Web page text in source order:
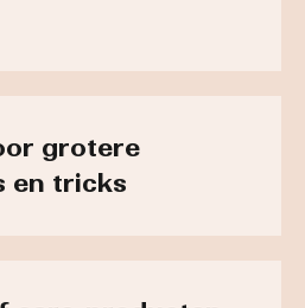
grotere
en tricks